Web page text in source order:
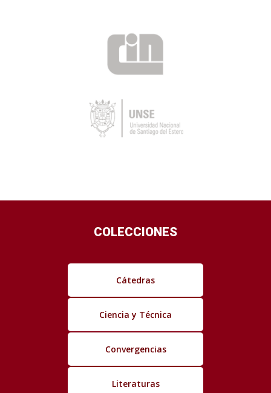
COLECCIONES
Cátedras
Ciencia y Técnica
Convergencias
Literaturas